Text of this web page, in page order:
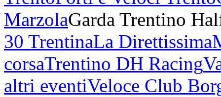
MarzolaGarda Trentino
30 TrentinaLa Direttissima
corsaTrentino DH Racing
altri eventiVeloce Club